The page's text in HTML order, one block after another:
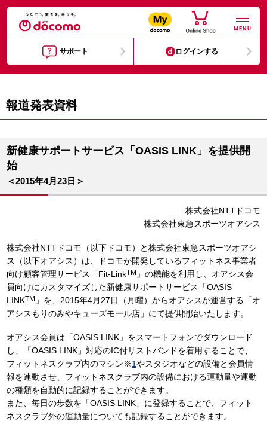
MENU
サポート ログインする
報道発表資料
新健康サポートサービス「OASIS LINK」を提供開
始
＜2015年4月23日＞
株式会社NTTドコモ
株式会社東急スポーツオアシス
株式会社NTTドコモ（以下ドコモ）と株式会社東急スポーツオアシ
ス（以下オアシス）は、ドコモが開発しているフィットネス事業者
向け顧客管理サービス「Fit-LinkTM 」の機能を利用し、オアシス会
員向けにカスタマイズした新健康サポートサービス「OASIS
LINKTM 」を、2015年4月27日（月曜）からオアシスが運営する「オ
アシスもりのみやキューズモール店」にて提供開始いたします。
オアシス会員は「OASIS LINK」をスマートフォンでダウンロード
し、「OASIS LINK」対応のIC付リストバンドを着用することで、
フィットネスクラブ内のマシン※1やスタジオなどの設備と会員情
報を連動させ、フィットネスクラブ内の設備における運動量や運動
の種類を自動的に記録することができます。
また、毎日の歩数を「OASIS LINK」に登録することで、フィット
ネスクラブ外の運動量についても記録することができます。